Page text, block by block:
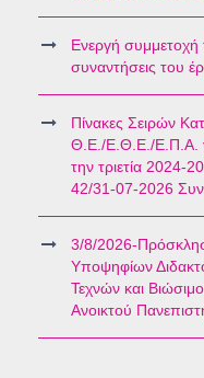
Ενεργή συμμετοχή
συναντήσεις του
Πίνακες Σειρών
Θ.Ε./Ε.Θ.Ε./Ε.Π.Α.
την τριετία 2024-
42/31-07-2026
3/8/2026-
Υποψηφίων
Τεχνών και
Ανοικτού